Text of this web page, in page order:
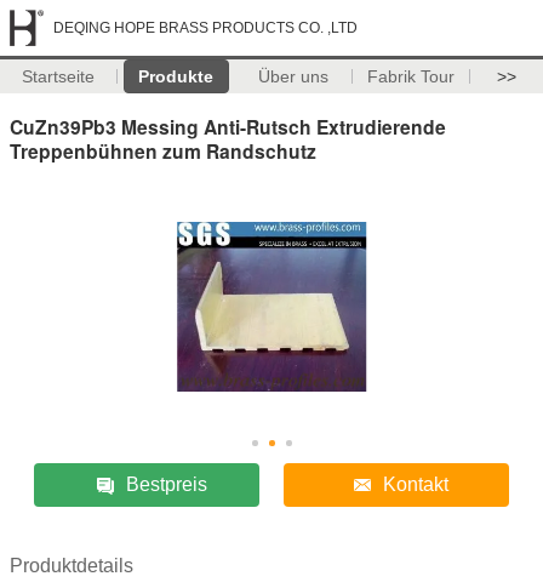
DEQING HOPE BRASS PRODUCTS CO. ,LTD
Startseite Produkte Über uns Fabrik Tour >>
CuZn39Pb3 Messing Anti-Rutsch Extrudierende
Treppenbühnen zum Randschutz
Bestpreis Kontakt
Produktdetails